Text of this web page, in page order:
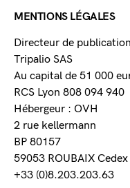
MENTIONS LÉGALES
Directeur de
Tripalio SAS
Au capital de 51 000
RCS Lyon 808 094 940
Hébergeur : OVH
2 rue kellermann
BP 80157
59053 ROUBAIX Cedex
+33 (0)8.203.203.63